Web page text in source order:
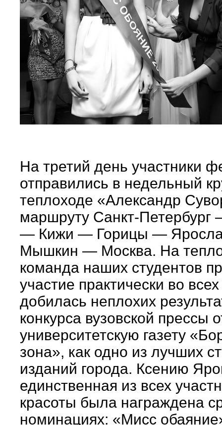
На третий день участники
отправились в недельный
теплоходе «Александр
маршруту Санкт-
— Кижи — Горицы —
Мышкин — Москва. На
команда наших студентов
участие практически во
добилась неплохих
конкурса вузовской прессы
университетскую газету
зона», как одно из лучших
изданий города. Ксению
единственная из всех
красоты была награждена
номинациях: «Мисс